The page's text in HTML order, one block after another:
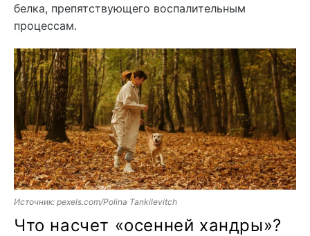
белка, препятствующего воспалительным
процессам.
Источник: pexels.com/Polina Tankilevitch
Что насчет «осенней хандры»?